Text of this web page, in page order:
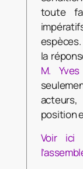
toute
la
M.
position
Voir ici